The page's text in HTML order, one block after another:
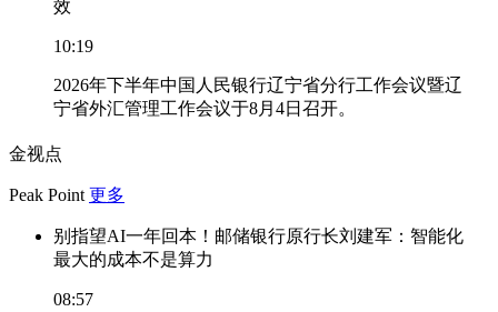
效
10:19
2026年下半年中国人民银行辽宁省分行工作会议暨辽
宁省外汇管理工作会议于8月4日召开。
金视点
Peak Point 更多
别指望AI一年回本！邮储银行原行长刘建军：智能化
最大的成本不是算力
08:57